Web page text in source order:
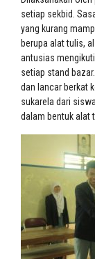
setiap sekbid.
yang kurang
berupa alat tulis,
antusias
setiap stand
dan lancar berkat
sukarela dari
dalam bentuk alat